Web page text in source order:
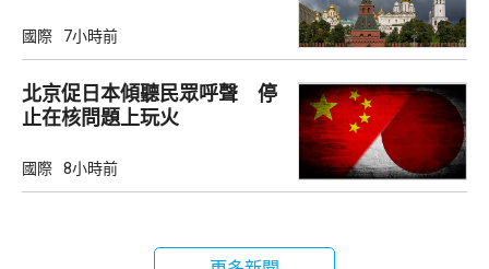
國際 7小時前
北京促日本傾聽民眾呼聲 停
止在核問題上玩火
國際 8小時前